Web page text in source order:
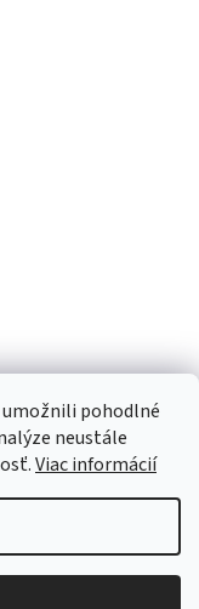
umožnili pohodlné
neustále
Viac informácií
tepelné čerpadlá,